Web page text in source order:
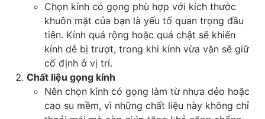
Chọn kính có gọng phù hợp với kích thước
khuôn mặt của bạn là yếu tố quan trọng đầu
tiên. Kính quá rộng hoặc quá chật sẽ khiến
kính dễ bị trượt, trong khi kính vừa vặn sẽ giữ
cố định ở vị trí.
Chất liệu gọng kính
Nên chọn kính có gọng làm từ nhựa dẻo hoặc
cao su mềm, vì những chất liệu này không chỉ